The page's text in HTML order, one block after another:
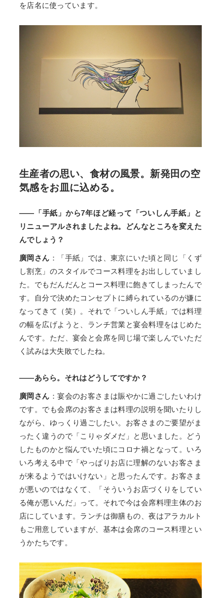
を店名に使っています。
生産者の思い、食材の風景。新発田の空
気感をお皿に込める。
——「手紙」から7年ほど経って「ついしん手紙」と
リニューアルされましたよね。どんなところを変えた
んでしょう？
廣岡さん ：「手紙」では、東京にいた頃と同じ「くず
し割烹」のスタイルでコース料理をお出ししていまし
た。でもだんだんとコース料理に飽きてしまったんで
す。自分で決めたコンセプトに縛られているのが嫌に
なってきて（笑）。それで「ついしん手紙」では料理
の幅を広げようと、ランチ営業と宴会料理をはじめた
んです。ただ、宴会と会席を同じ場で楽しんでいただ
く試みは大失敗でしたね。
——あらら。それはどうしてですか？
廣岡さん ：宴会のお客さまは賑やかに過ごしたいわけ
です。でも会席のお客さまは料理の説明を聞いたりし
ながら、ゆっくり過ごしたい。お客さまのご要望がま
ったく違うので「こりゃダメだ」と思いました。どう
したものかと悩んでいた頃にコロナ禍となって。いろ
いろ考える中で「やっぱりお店に理解のないお客さま
が来るようではいけない」と思ったんです。お客さま
が悪いのではなくて、「そういうお店づくりをしてい
る俺が悪いんだ」って。それで今は会席料理主体のお
店にしています。ランチは御膳もの、夜はアラカルト
もご用意していますが、基本は会席のコース料理とい
うかたちです。